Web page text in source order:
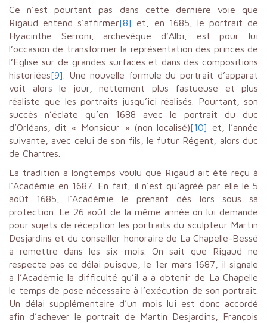
Ce n’est pourtant pas dans cette dernière voie que
Rigaud entend s’affirmer[8]
et, en 1685, le portrait de
Hyacinthe Serroni, archevêque d’Albi, est pour lui
l’occasion de transformer la représentation des princes de
l’Eglise sur de grandes surfaces et dans des compositions
historiées[9]
. Une nouvelle formule du portrait d’apparat
voit alors le jour, nettement plus fastueuse et plus
réaliste que les portraits jusqu’ici réalisés. Pourtant, son
succès n’éclate qu’en 1688 avec le portrait du duc
d’Orléans, dit « Monsieur » (non localisé)[10]
et, l’année
suivante, avec celui de son fils, le futur Régent, alors duc
de Chartres.
La tradition a longtemps voulu que Rigaud ait été reçu à
l’Académie en 1687. En fait, il n’est qu’agréé par elle le 5
août 1685, l’Académie le prenant dès lors sous sa
protection. Le 26 août de la même année on lui demande
pour sujets de réception les portraits du sculpteur Martin
Desjardins et du conseiller honoraire de La Chapelle-Bessé
à remettre dans les six mois. On sait que Rigaud ne
respecte pas ce délai puisque, le 1er mars 1687, il signale
à l’Académie la difficulté qu’il a à obtenir de La Chapelle
le temps de pose nécessaire à l’exécution de son portrait.
Un délai supplémentaire d’un mois lui est donc accordé
afin d’achever le portrait de Martin Desjardins, François